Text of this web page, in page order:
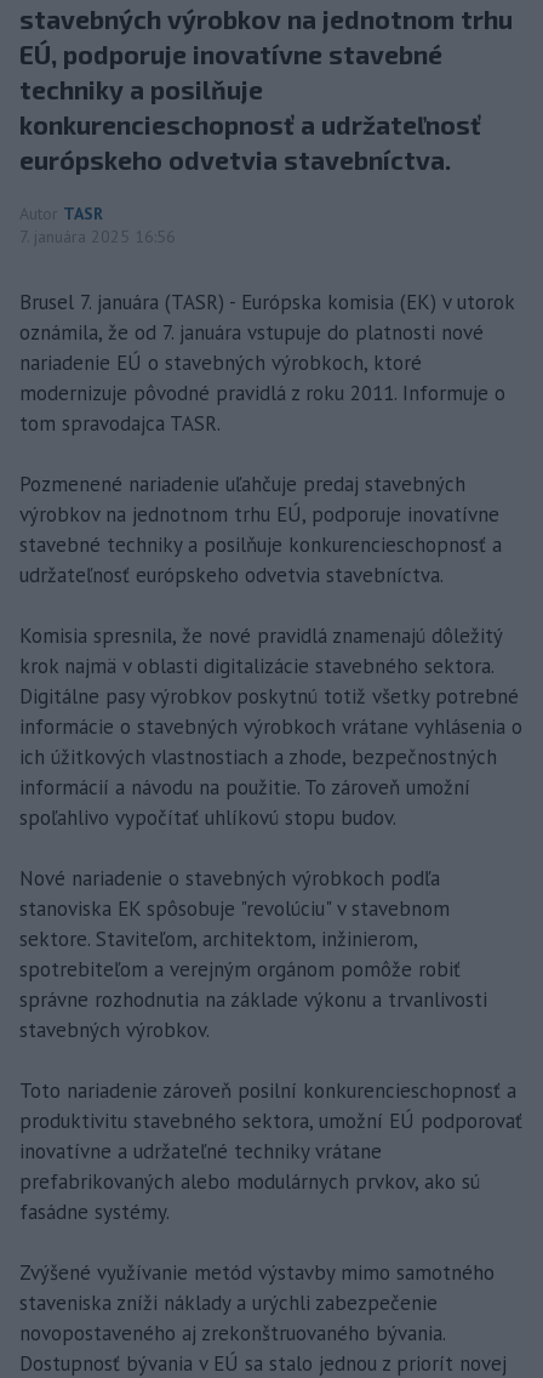
stavebných výrobkov na jednotnom trhu
EÚ, podporuje inovatívne stavebné
techniky a posilňuje
konkurencieschopnosť a udržateľnosť
európskeho odvetvia stavebníctva.
Autor TASR
7. januára 2025 16:56
Brusel 7. januára (TASR) - Európska komisia (EK) v utorok
oznámila, že od 7. januára vstupuje do platnosti nové
nariadenie EÚ o stavebných výrobkoch, ktoré
modernizuje pôvodné pravidlá z roku 2011. Informuje o
tom spravodajca TASR.
Pozmenené nariadenie uľahčuje predaj stavebných
výrobkov na jednotnom trhu EÚ, podporuje inovatívne
stavebné techniky a posilňuje konkurencieschopnosť a
udržateľnosť európskeho odvetvia stavebníctva.
Komisia spresnila, že nové pravidlá znamenajú dôležitý
krok najmä v oblasti digitalizácie stavebného sektora.
Digitálne pasy výrobkov poskytnú totiž všetky potrebné
informácie o stavebných výrobkoch vrátane vyhlásenia o
ich úžitkových vlastnostiach a zhode, bezpečnostných
informácií a návodu na použitie. To zároveň umožní
spoľahlivo vypočítať uhlíkovú stopu budov.
Nové nariadenie o stavebných výrobkoch podľa
stanoviska EK spôsobuje "revolúciu" v stavebnom
sektore. Staviteľom, architektom, inžinierom,
spotrebiteľom a verejným orgánom pomôže robiť
správne rozhodnutia na základe výkonu a trvanlivosti
stavebných výrobkov.
Toto nariadenie zároveň posilní konkurencieschopnosť a
produktivitu stavebného sektora, umožní EÚ podporovať
inovatívne a udržateľné techniky vrátane
prefabrikovaných alebo modulárnych prvkov, ako sú
fasádne systémy.
Zvýšené využívanie metód výstavby mimo samotného
staveniska zníži náklady a urýchli zabezpečenie
novopostaveného aj zrekonštruovaného bývania.
Dostupnosť bývania v EÚ sa stalo jednou z priorít novej